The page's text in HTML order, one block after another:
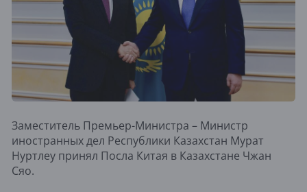
Заместитель Премьер-Министра – Министр
иностранных дел Республики Казахстан Мурат
Нуртлеу принял Посла Китая в Казахстане Чжан
Сяо.